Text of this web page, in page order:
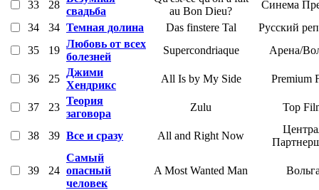
33 28
свадьба
au Bon Dieu?
Синема
34
34 Темная долина Das finstere Tal
Русский
35
19
Любовь от всех
болезней
Supercondriaque Арена/
36 25
Джими
Хендрикс
All Is by My Side Premium
37 23
Теория
заговора
Zulu Top
38 39 Все и сразу All and Right Now
39 24
Самый
опасный
человек
A Most Wanted Man